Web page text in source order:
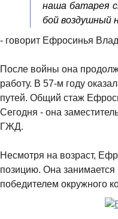
наша батарея
бой воздушный
- говорит Ефросинья
После войны она
работу. В 57-м году
путей. Общий стаж
Сегодня - она
ГЖД.
Несмотря на возраст,
позицию. Она
победителем окружного